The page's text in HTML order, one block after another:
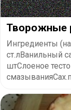
Творожные
Ингредиенты
ст.лВанильный
штСлоеное